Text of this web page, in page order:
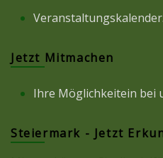
Jetzt Mitmachen
Ihre Möglichkeitein bei
Steiermark - Jetzt